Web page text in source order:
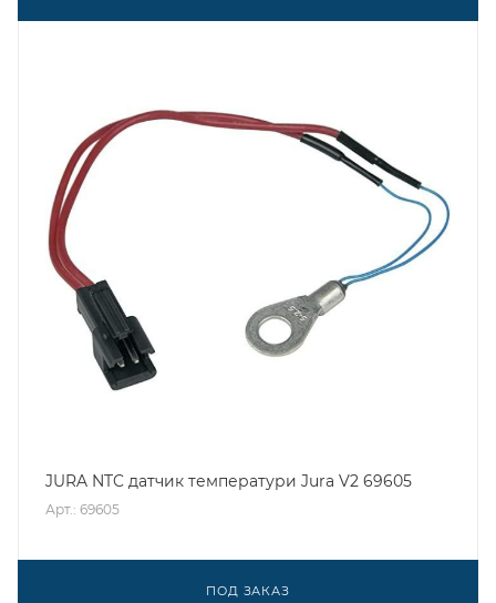
JURA NTC датчик температури Jura V2 69605
Арт.: 69605
ПОД ЗАКАЗ